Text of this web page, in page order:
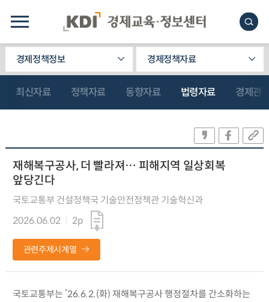
경제정책정보 경제정책자료
최신자료 정책자료 동향자료 법령자료 경제관
재해복구공사, 더 빨라져… 피해지역 일상회복
앞당긴다
국토교통부 건설정책국 기술안전정책관 기술혁신과
2026.06.02
2p
관련주제시계열
국토교통부는 ’26.6.2.(화) 재해복구공사 행정절차를 간소화하는